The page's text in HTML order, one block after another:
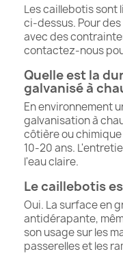
Les caillebotis sont
ci-dessus. Pour
avec des
contactez-nous
Quelle est la
galvanisé à
En environnement
galvanisation à
côtière ou
10-20 ans.
l'eau claire.
Le caillebotis
Oui. La surface en
antidérapante,
son usage sur les
passerelles et les